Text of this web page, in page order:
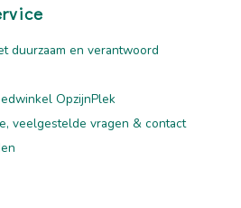
duurzaam en verantwoord
OpzijnPlek
veelgestelde vragen & contact